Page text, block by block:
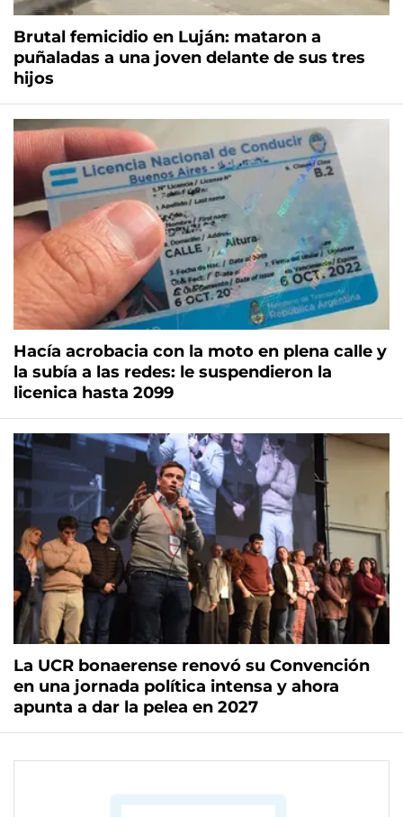
Brutal femicidio en Luján: mataron a
puñaladas a una joven delante de sus tres
hijos
Hacía acrobacia con la moto en plena calle y
la subía a las redes: le suspendieron la
licenica hasta 2099
La UCR bonaerense renovó su Convención
en una jornada política intensa y ahora
apunta a dar la pelea en 2027